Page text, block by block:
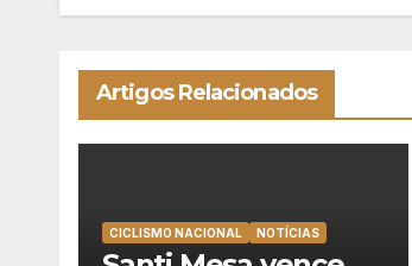
Artigos Relacionados
CICLISMO NACIONAL NOTÍCIAS